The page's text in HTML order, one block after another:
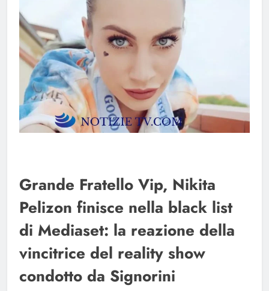
Grande Fratello Vip, Nikita
Pelizon finisce nella black list
di Mediaset: la reazione della
vincitrice del reality show
condotto da Signorini